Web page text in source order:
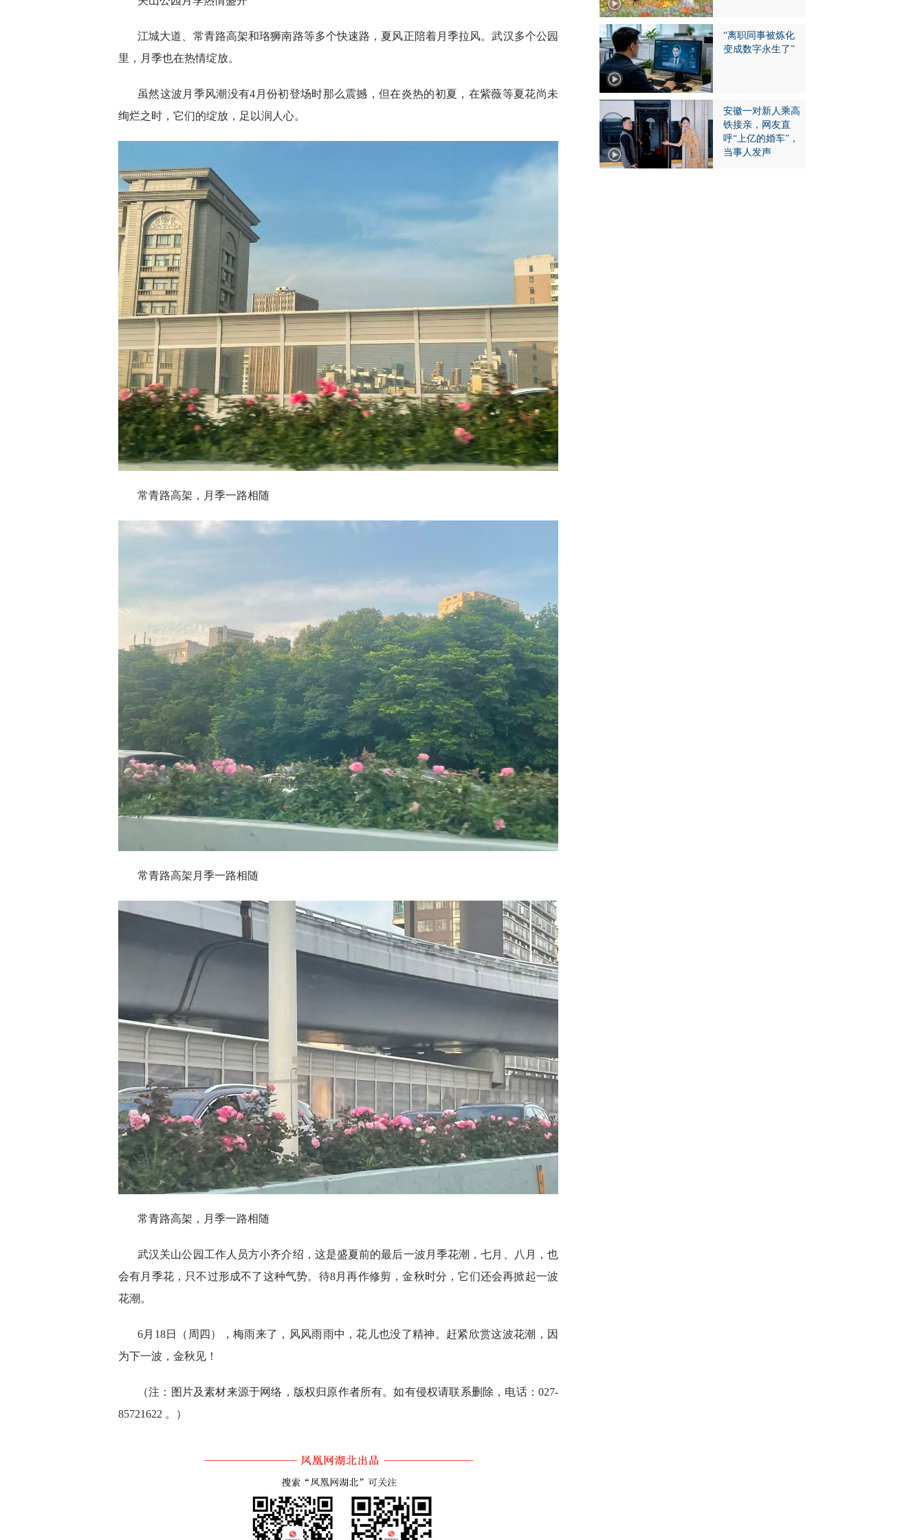
江城大道、常青路高架和珞狮南路等多个快速路，夏风正陪着月季拉风。武汉多个公园
里，月季也在热情绽放。
虽然这波月季风潮没有4月份初登场时那么震撼，但在炎热的初夏，在紫薇等夏花尚未
绚烂之时，它们的绽放，足以润人心。
常青路高架，月季一路相随
常青路高架月季一路相随
常青路高架，月季一路相随
武汉关山公园工作人员方小齐介绍，这是盛夏前的最后一波月季花潮，七月、八月，也
会有月季花，只不过形成不了这种气势。待8月再作修剪，金秋时分，它们还会再掀起一波
花潮。
6月18日（周四），梅雨来了，风风雨雨中，花儿也没了精神。赶紧欣赏这波花潮，因
为下一波，金秋见！
（注：图片及素材来源于网络，版权归原作者所有。如有侵权请联系删除，电话：027-
85721622 。）
“离职同事被炼化
变成数字永生了”
安徽一对新人乘高
铁接亲，网友直
呼“上亿的婚车”，
当事人发声